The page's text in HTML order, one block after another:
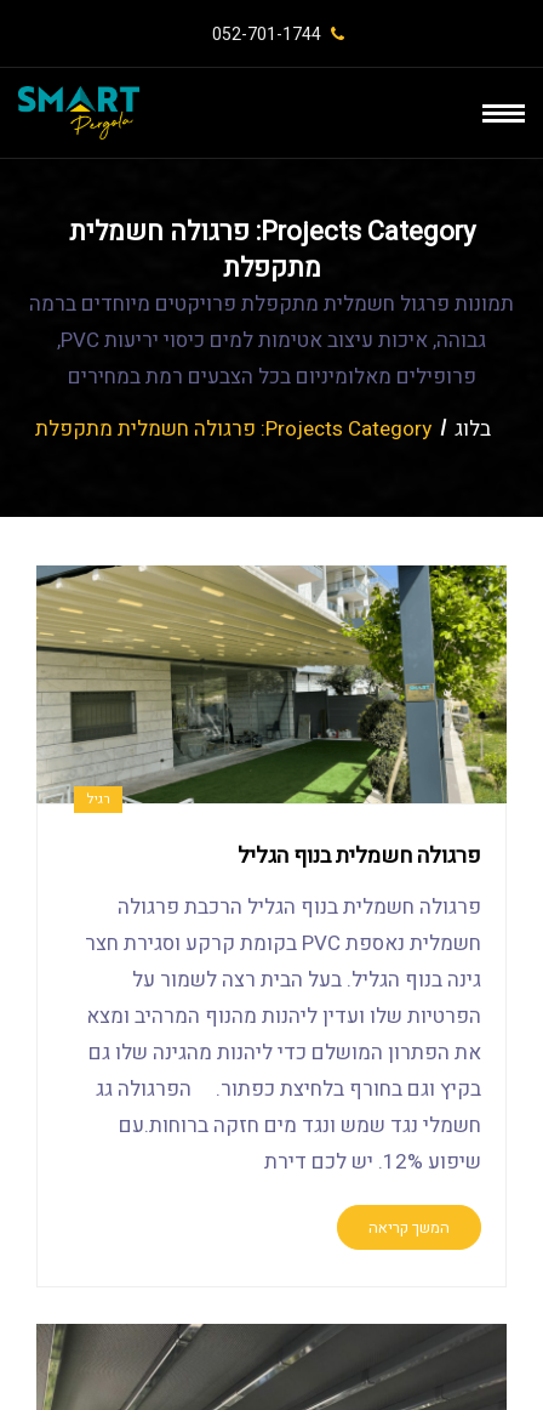
052-701-1744⁩
Projects Category: פרגולה חשמלית
מתקפלת
תמונות פרגול חשמלית מתקפלת פרויקטים מיוחדים ברמה
גבוהה, איכות עיצוב אטימות למים כיסוי יריעות PVC,
פרופילים מאלומיניום בכל הצבעים רמת במחירים
בלוג
Projects Category: פרגולה חשמלית מתקפלת
רגיל
פרגולה חשמלית בנוף הגליל
פרגולה חשמלית בנוף הגליל הרכבת פרגולה
חשמלית נאספת PVC בקומת קרקע וסגירת חצר
גינה בנוף הגליל. בעל הבית רצה לשמור על
הפרטיות שלו ועדין ליהנות מהנוף המרהיב ומצא
את הפתרון המושלם כדי ליהנות מהגינה שלו גם
בקיץ וגם בחורף בלחיצת כפתור. הפרגולה גג
חשמלי נגד שמש ונגד מים חזקה ברוחות.עם
שיפוע 12%. יש לכם דירת
המשך קריאה